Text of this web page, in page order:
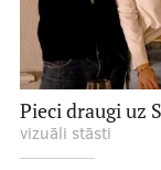
Pieci draugi uz
vizuāli stāsti